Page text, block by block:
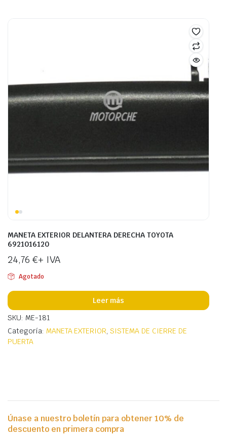
MANETA EXTERIOR DELANTERA DERECHA TOYOTA
6921016120
24,76 €+ IVA
Agotado
Leer más
SKU: ME-181
Categoría: MANETA EXTERIOR,SISTEMA DE CIERRE DE
PUERTA
Únase a nuestro boletín para obtener 10% de
descuento en primera compra